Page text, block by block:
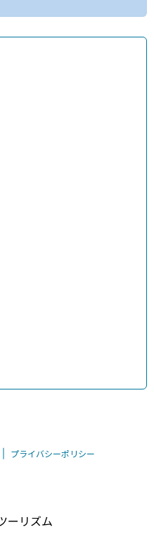
プライバシーポリシー